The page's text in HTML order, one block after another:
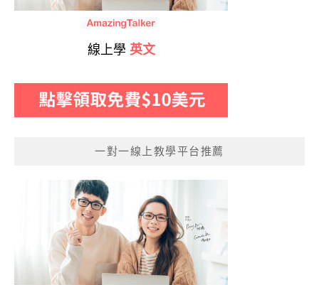
線上學 英文
一對一線上教學平台推薦